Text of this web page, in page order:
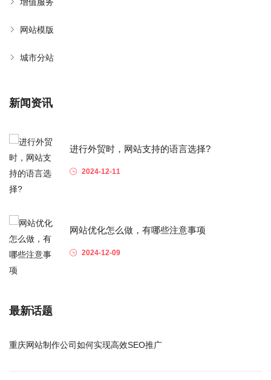
网站模版
城市分站
新闻资讯
进行外贸时，网站支持的语言选择?
2024-12-11
网站优化怎么做，有哪些注意事项
2024-12-09
最新话题
重庆网站制作公司如何实现高效SEO推广